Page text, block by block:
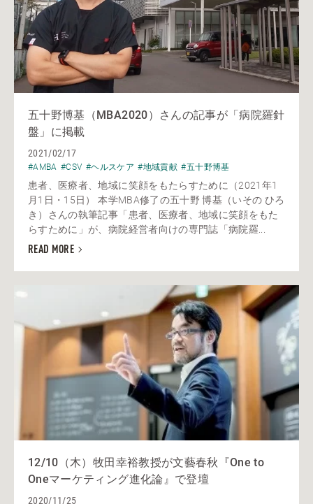
五十野博基（MBA2020）さんの記事が「病院羅針
盤」に掲載
2021/02/17
#AMBA #CSV #ヘルスケア #地域貢献 #五十野博基
患者、医療者、地域に笑顔をもたらすために（2021年1
月1日・15日） 本学MBA修了の五十野 博基（いその ひろ
き）さんの執筆記事「患者、医療者、地域に笑顔をもた
らすために」が、病院経営者向けの専門誌「病院羅...
READ MORE
12/10（木）牧田幸裕教授が文藝春秋『One to
Oneマーケティング進化論』で登壇
2020/11/25